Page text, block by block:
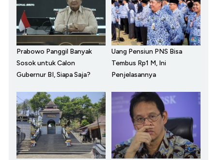
Prabowo Panggil Banyak
Sosok untuk Calon
Gubernur BI, Siapa Saja?
Uang Pensiun PNS Bisa
Tembus Rp1 M, Ini
Penjelasannya